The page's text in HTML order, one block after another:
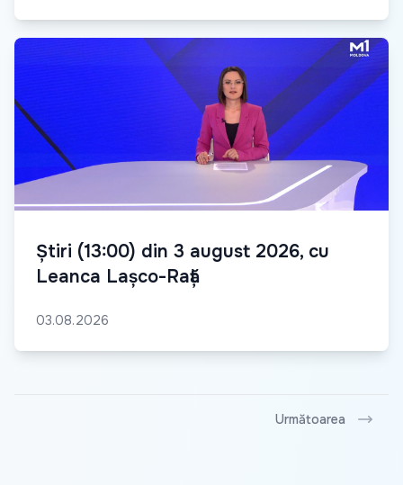
Știri (13:00) din 3 august 2026, cu
Leanca Lașco-Rață
03.08.2026
Următoarea